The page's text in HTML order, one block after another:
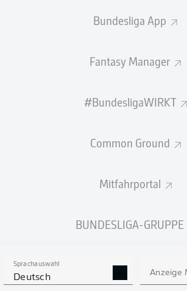
Bundesliga App
Fantasy Manager
#BundesligaWIRKT
Common Ground
Mitfahrportal
BUNDESLIGA-GRUPPE
Sprachauswahl
Deutsch Anzeige
verpflichtet. Der 27-jährige
Mittelfeld der Lilien.
Technik und Torgefahr neue Impulse im
der Eredivisie und der zweiten Liga.
"Die Gespräche mit Paul Fernie und
zu meinen Vorstellungen vom Fußball
Quelle: SV Darmstadt 98